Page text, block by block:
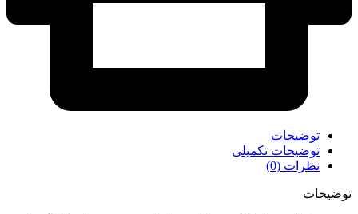
توضیحات
توضیحات تکمیلی
نظرات (0)
توضیحات